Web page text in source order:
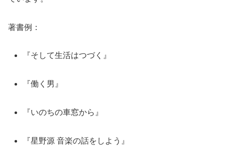
著書例：
『そして生活はつづく』
『働く男』
『いのちの車窓から』
『星野源 音楽の話をしよう』